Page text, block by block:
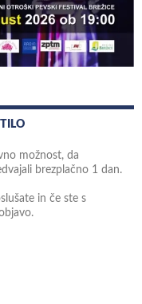
možnost, da
brezplačno 1 dan.
in če ste s